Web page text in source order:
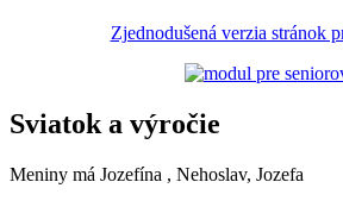
Zjednodušená verzia stránok
Sviatok a výročie
Meniny má Jozefína , Nehoslav, Jozefa